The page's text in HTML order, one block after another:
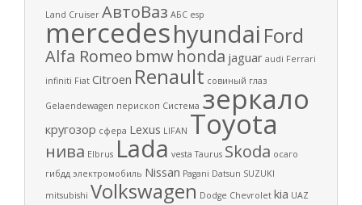
Land Cruiser АвтоВаз АБС esp
mercedeshyundai Ford
Alfa Romeo bmw honda jaguar audi Ferrari
infiniti Fiat Citroen Renault совиный глаз
Gelaendewagen перископ Система зеркало
кругозор сфера Lexus LIFAN Toyota
нива Elbrus Lada vesta Taurus Skoda осаго
гибдд электромобиль Nissan Pagani Datsun SUZUKI
mitsubishi Volkswagen Dodge Chevrolet kia UAZ